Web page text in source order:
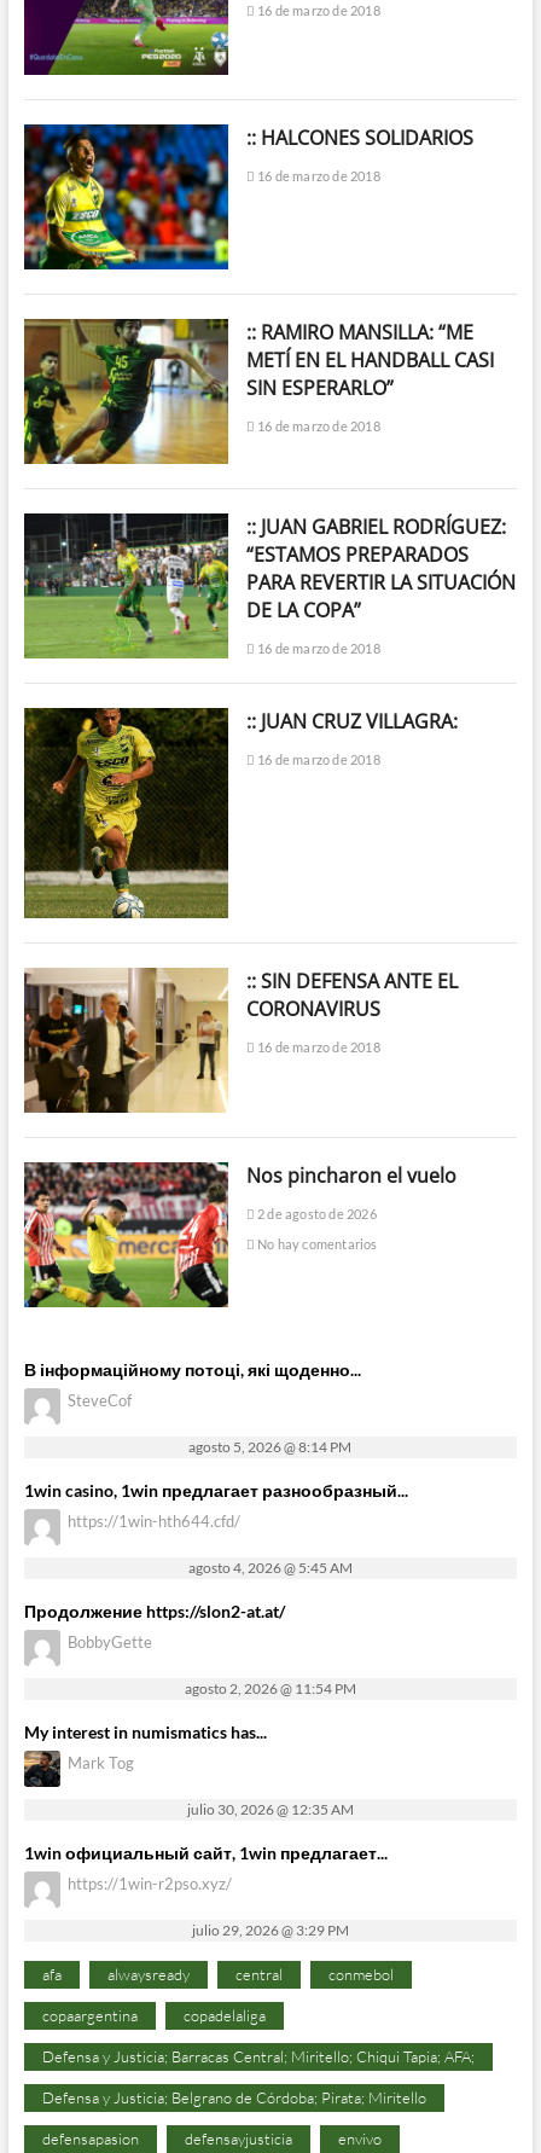
16 de marzo de 2018
:: HALCONES SOLIDARIOS
16 de marzo de 2018
:: RAMIRO MANSILLA: “ME
METÍ EN EL HANDBALL CASI
SIN ESPERARLO”
16 de marzo de 2018
:: JUAN GABRIEL RODRÍGUEZ:
“ESTAMOS PREPARADOS
PARA REVERTIR LA SITUACIÓN
DE LA COPA”
16 de marzo de 2018
:: JUAN CRUZ VILLAGRA:
16 de marzo de 2018
:: SIN DEFENSA ANTE EL
CORONAVIRUS
16 de marzo de 2018
Nos pincharon el vuelo
2 de agosto de 2026
No hay comentarios
В інформаційному потоці, які щоденно...
SteveCof
agosto 5, 2026 @ 8:14 PM
1win casino, 1win предлагает разнообразный...
https://1win-hth644.cfd/
agosto 4, 2026 @ 5:45 AM
Продолжение https://slon2-at.at/
BobbyGette
agosto 2, 2026 @ 11:54 PM
My interest in numismatics has...
Mark Tog
julio 30, 2026 @ 12:35 AM
1win официальный сайт, 1win предлагает...
https://1win-r2pso.xyz/
julio 29, 2026 @ 3:29 PM
afa alwaysready central conmebol
copaargentina copadelaliga
Defensa y Justicia; Barracas Central; Miritello; Chiqui Tapia; AFA;
Defensa y Justicia; Belgrano de Córdoba; Pirata; Miritello
defensapasion defensayjusticia envivo